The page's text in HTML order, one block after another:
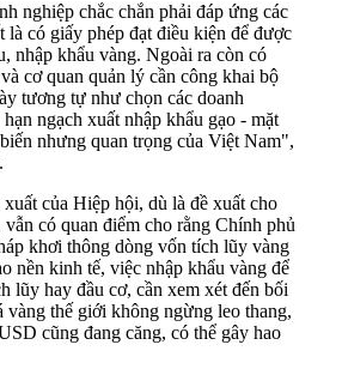
nghiệp chắc chắn phải đáp ứng các
là có giấy phép đạt điều kiện để được
nhập khẩu vàng. Ngoài ra còn có
cơ quan quản lý cần công khai bộ
tương tự như chọn các doanh
ngạch xuất nhập khẩu gạo - mặt
nhưng quan trọng của Việt Nam",
của Hiệp hội, dù là đề xuất cho
có quan điểm cho rằng Chính phủ
khơi thông dòng vốn tích lũy vàng
nền kinh tế, việc nhập khẩu vàng để
lũy hay đầu cơ, cần xem xét đến bối
vàng thế giới không ngừng leo thang,
cũng đang căng, có thể gây hao